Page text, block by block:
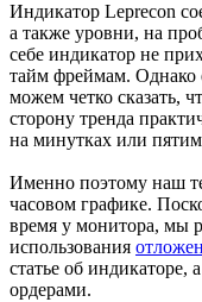
Индикатор Leprecon
а также уровни, на
себе индикатор не
тайм фреймам. Однако
можем четко сказать,
сторону тренда
на минутках или
Именно поэтому наш
часовом графике.
время у монитора, мы
использования
статье об
ордерами.